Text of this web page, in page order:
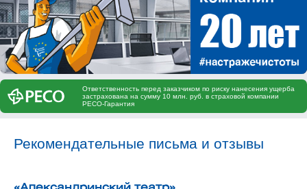
Ответственность перед заказчиком по риску нанесения ущерба
застрахована на сумму 10 млн. руб. в страховой компании
РЕСО-Гарантия
Рекомендательные письма и отзывы